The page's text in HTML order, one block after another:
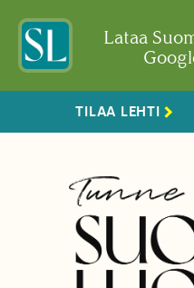
Lataa
TILAA LEHTI